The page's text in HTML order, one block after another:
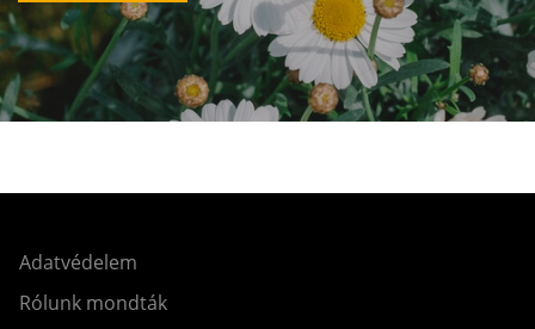
Adatvédelem
Rólunk mondták